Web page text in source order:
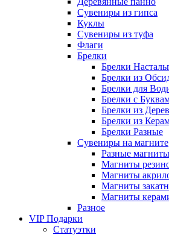
Сувениры из гипса
Куклы
Сувениры из туфа
Флаги
Брелки
Брелки
Брелки из
Брелки для
Брелки с
Брелки из
Брелки из
Брелки Разные
Сувениры на магните
Разные магниты
Магниты
Магниты
Магниты
Магниты
Разное
VIP Подарки
Статуэтки